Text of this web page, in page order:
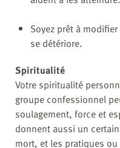
Soyez prêt à
se détériore.
Spiritualité
Votre spiritualité
groupe confessionnel
soulagement, force et
donnent aussi un
mort, et les pratiques